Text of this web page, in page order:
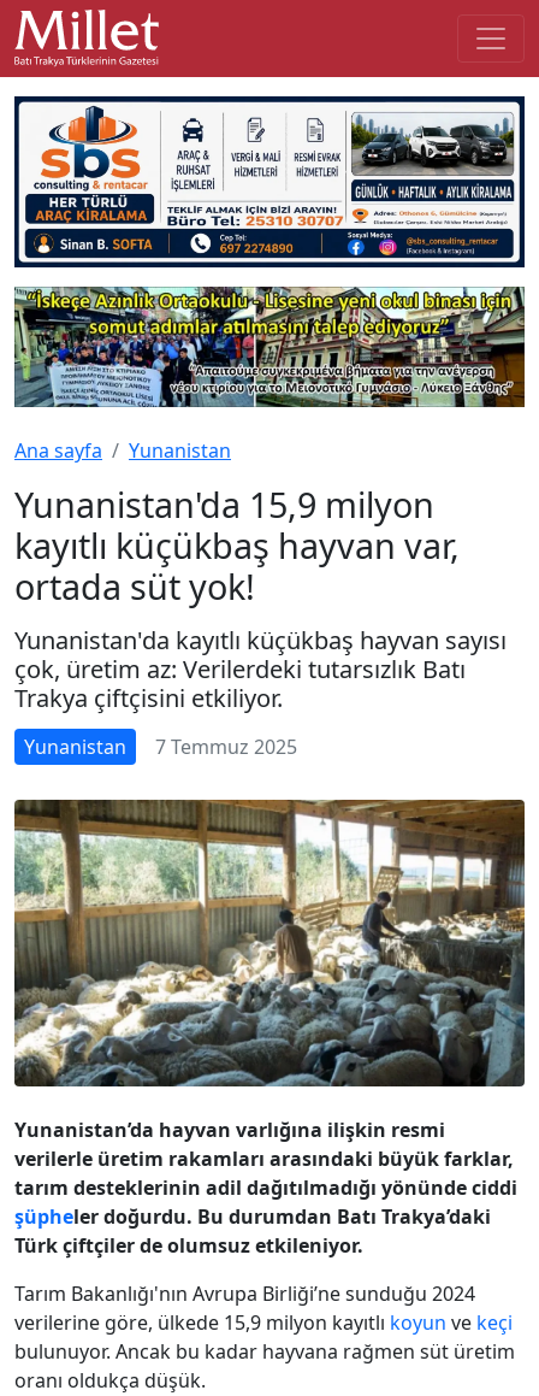
Ana sayfa Yunanistan
Yunanistan'da 15,9 milyon
kayıtlı küçükbaş hayvan var,
ortada süt yok!
Yunanistan'da kayıtlı küçükbaş hayvan sayısı
çok, üretim az: Verilerdeki tutarsızlık Batı
Trakya çiftçisini etkiliyor.
Yunanistan 7 Temmuz 2025
Yunanistan’da hayvan varlığına ilişkin resmi
verilerle üretim rakamları arasındaki büyük farklar,
tarım desteklerinin adil dağıtılmadığı yönünde ciddi
şüpheler doğurdu. Bu durumdan Batı Trakya’daki
Türk çiftçiler de olumsuz etkileniyor.
Tarım Bakanlığı'nın Avrupa Birliği’ne sunduğu 2024
verilerine göre, ülkede 15,9 milyon kayıtlı koyun ve keçi
bulunuyor. Ancak bu kadar hayvana rağmen süt üretim
oranı oldukça düşük.